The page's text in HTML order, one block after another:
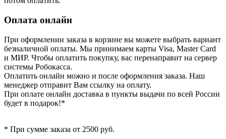
Оплата онлайн
При оформлении заказа в корзине вы можете выбрать вариант
безналичной оплаты. Мы принимаем карты Visa, Master Card
и МИР. Чтобы оплатить покупку, вас перенаправит на сервер
системы Робокасса.
Оплатить онлайн можно и после оформления заказа. Наш
менеджер отправит Вам ссылку на оплату.
При оплате онлайн доставка в пункты выдачи по всей России
будет в подарок!*
* При сумме заказа от 2500 руб.